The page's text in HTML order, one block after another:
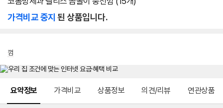
가격비교 중지 된 상품입니다.
껌
요약정보 가격비교 상품정보 의견/리뷰 연관상품